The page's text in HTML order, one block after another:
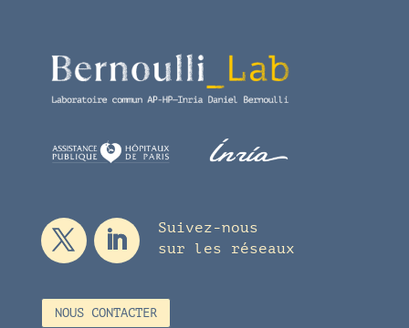
Suivez-nous
sur les réseaux
NOUS CONTACTER